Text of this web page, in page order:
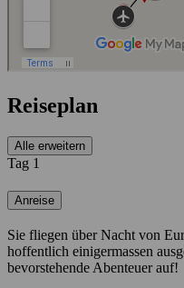
Reiseplan
Alle erweitern
Tag 1
Anreise
Sie fliegen über Nacht von
hoffentlich einigermassen
bevorstehende Abenteuer auf!